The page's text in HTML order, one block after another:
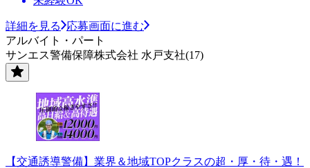
詳細を見る
応募画面に進む
アルバイト・パート
サンエス警備保障株式会社 水戸支社(17)
【交通誘導警備】業界＆地域TOPクラスの超・厚・待・遇！